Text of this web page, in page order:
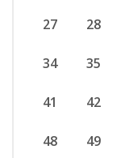
27 28
34 35
41 42
48 49